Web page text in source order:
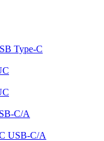
Type-C
C/A
USB-C/A